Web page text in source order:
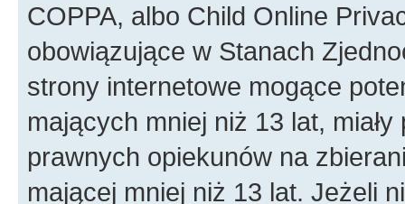
COPPA, albo Child Online
obowiązujące w Stanach
strony internetowe mogące
mających mniej niż 13 lat,
prawnych opiekunów na
mającej mniej niż 13 lat. Jeżeli